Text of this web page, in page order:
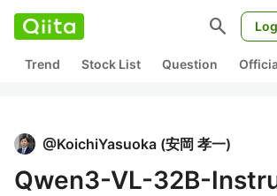
search
Trend Stock List Question
@KoichiYasuoka (安岡 孝一)
Qwen3-VL-32B-